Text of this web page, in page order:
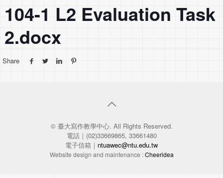
104-1 L2 Evaluation Task
2.docx
Share
© 臺大寫作教學中心. All Rights Reserved.
電話｜(02)33669865, 33661480
電子信箱｜ ntuawec@ntu.edu.tw
Website design and maintenance :Cheeridea